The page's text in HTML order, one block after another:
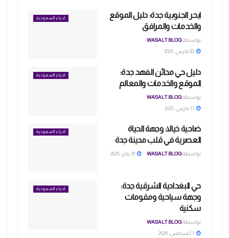
احياء السعودية
ابحر الجنوبية جدة: دليل الموقع
والخدمات والمرافق
بواسطةWASALT BLOG
احياء السعودية
دليل حي مدائن الفهد جدة:
الموقع والخدمات والمعالم
بواسطةWASALT BLOG
احياء السعودية
ضاحية خيالا: وجهة الحياة
العصرية في قلب مدينة جدة
بواسطةWASALT BLOG
احياء السعودية
حي البغدادية الشرقية جدة:
وجهة سياحية ومقومات
سكنية
بواسطةWASALT BLOG